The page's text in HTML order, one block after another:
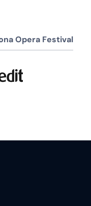
Opera Festival